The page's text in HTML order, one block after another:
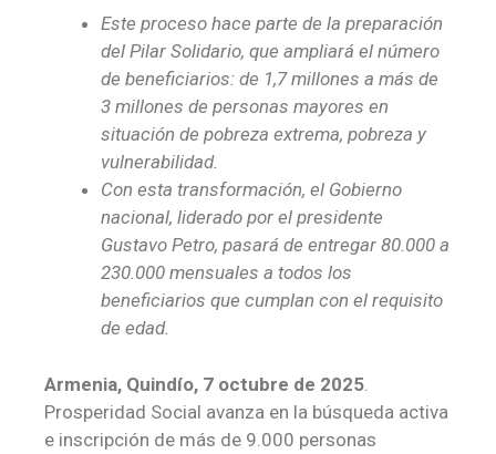
Este proceso hace parte de la preparación
del Pilar Solidario, que ampliará el número
de beneficiarios: de 1,7 millones a más de
3 millones de personas mayores en
situación de pobreza extrema, pobreza y
vulnerabilidad.
Con esta transformación, el Gobierno
nacional, liderado por el presidente
Gustavo Petro, pasará de entregar 80.000 a
230.000 mensuales a todos los
beneficiarios que cumplan con el requisito
de edad.
Armenia, Quindío, 7 octubre de 2025
Prosperidad Social avanza en la búsqueda activa
e inscripción de más de 9.000 personas